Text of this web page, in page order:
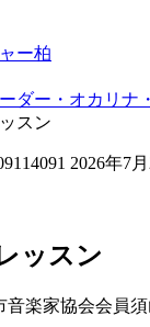
ー柏
ダー・オカリナ
スン
2026年7
ッスン
音楽家協会会員